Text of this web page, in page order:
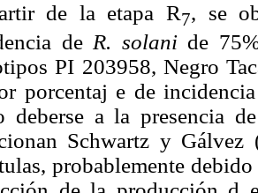
de la etapa R7, se
de R. solani de
PI 203958, Negro
porcentaj e de
deberse a la presencia
Schwartz y
probablemente